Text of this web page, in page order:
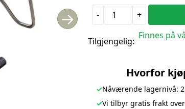
→ - +
Tilgjengelig:
Finnes på
Hvorfor
✓Nåværende lagernivå:
✓Vi tilbyr gratis frakt